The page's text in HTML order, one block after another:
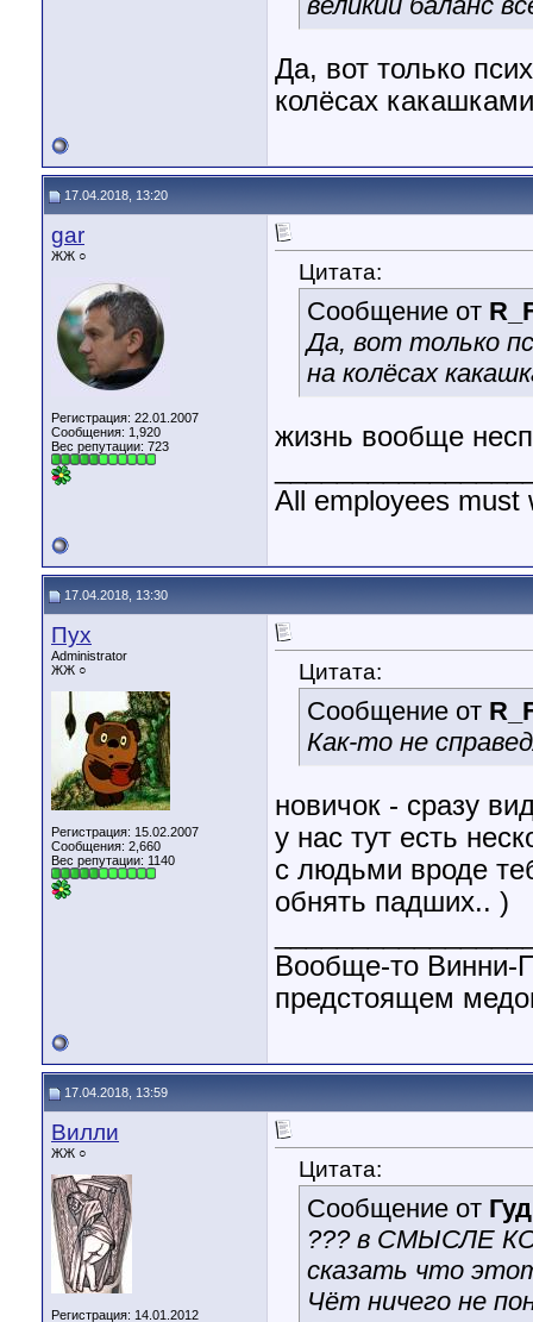
Да, вот только
колёсах
17.04.2018, 13:20
gar
ЖЖ ○
Регистрация: 22.01.2007
Сообщения: 1,920
Вес репутации: 723
Цитата:
Сообщение от
Да, вот только
на колёсах
жизнь вообще
All employees must
17.04.2018, 13:30
Пух
Administrator
ЖЖ ○
Регистрация: 15.02.2007
Сообщения: 2,660
Вес репутации: 1140
Цитата:
Сообщение от
Как-то не
новичок - сразу
у нас тут есть
с людьми вроде
обнять падших.. )
Вообще-то Винни-
предстоящем
17.04.2018, 13:59
Вилли
ЖЖ ○
Регистрация: 14.01.2012
Цитата:
Сообщение от
??? в СМЫСЛЕ
сказать что
Чёт ничего не